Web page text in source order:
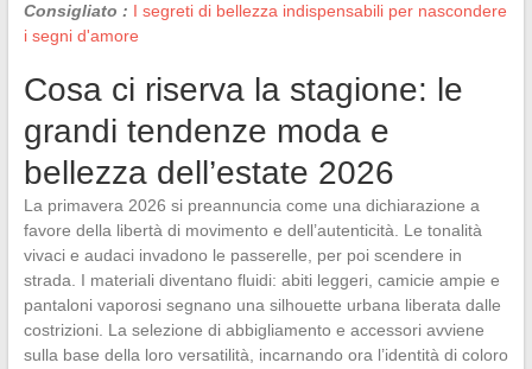
Consigliato : I segreti di bellezza indispensabili per nascondere
i segni d'amore
Cosa ci riserva la stagione: le
grandi tendenze moda e
bellezza dell’estate 2026
La primavera 2026 si preannuncia come una dichiarazione a
favore della libertà di movimento e dell’autenticità. Le tonalità
vivaci e audaci invadono le passerelle, per poi scendere in
strada. I materiali diventano fluidi: abiti leggeri, camicie ampie e
pantaloni vaporosi segnano una silhouette urbana liberata dalle
costrizioni. La selezione di abbigliamento e accessori avviene
sulla base della loro versatilità, incarnando ora l’identità di coloro